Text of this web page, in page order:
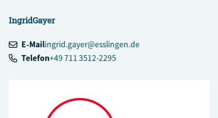
IngridGayer
E-Mailingrid.gayer@esslingen.de
Telefon+49 711 3512-2295